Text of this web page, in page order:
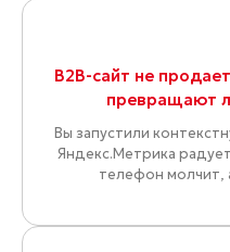
B2B-сайт не
превращают
Вы запустили
Яндекс.Метрика
телефон молчит,